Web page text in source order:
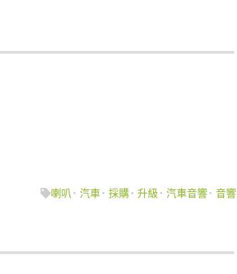
喇叭
汽車 採購 升級 汽車音響 音響